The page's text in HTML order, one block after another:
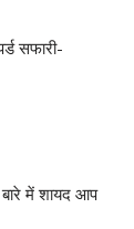
सफारी-
में शायद आप